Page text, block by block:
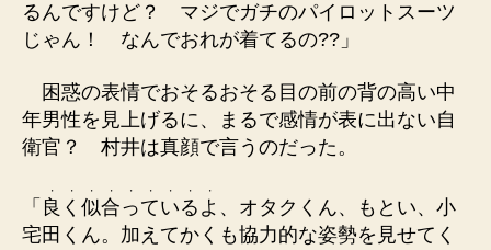
るんですけど？ マジでガチのパイロットスーツ
じゃん！ なんでおれが着てるの??」
困惑の表情でおそるおそる目の前の背の高い中
年男性を見上げるに、まるで感情が表に出ない自
衛官？ 村井は真顔で言うのだった。
「 良
・
く
・
似
・
合
・
っ
・
て
・
い
・
る
・
よ
・
、オタクくん、もとい、小
宅田くん。加えてかくも協力的な姿勢を見せてく